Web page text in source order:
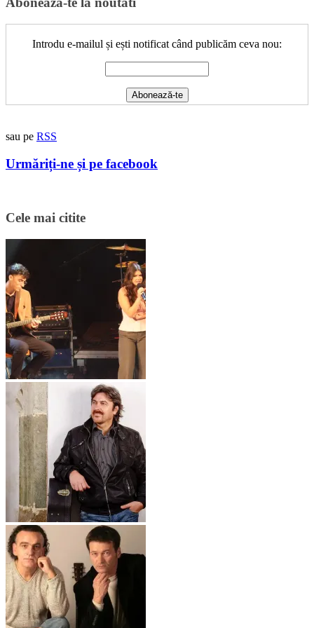
Introdu e-mailul și ești notificat când publicăm ceva nou:
sau pe RSS
Urmăriți-ne și pe facebook
Cele mai citite